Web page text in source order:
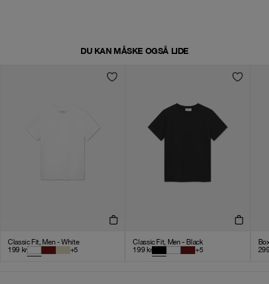
DU KAN MÅSKE OGSÅ LIDE
Classic Fit, Men - White
199 kr +5
Classic Fit, Men - Black
199 kr +5